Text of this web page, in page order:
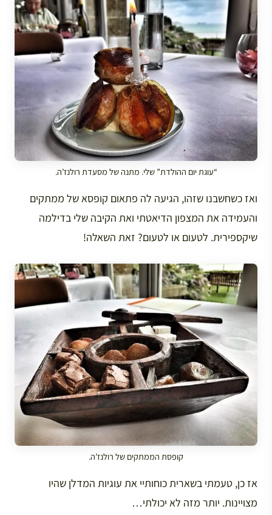
“עוגת יום ההולדת” שלי. מתנה של מסעדת רולנז’ה.
ואז כשחשבנו שזהו, הגיעה לה פתאום קופסא של ממתקים
והעמידה את המצפון הדיאטתי ואת הקיבה שלי בדילמה
שיקספירית. לטעום או לטעום? זאת השאלה!
קופסת הממתקים של רולנז’ה.
אז כן, טעמתי בשארית כוחותיי את עוגיות המדלן שהיו
מצויינות. יותר מזה לא יכולתי…